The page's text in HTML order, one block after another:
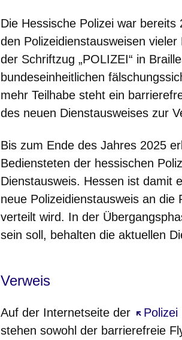
Die Hessische Polizei war
den Polizeidienstausweisen
der Schriftzug „POLIZEI“ in
bundeseinheitlichen
mehr Teilhabe steht ein
des neuen Dienstausweises zur
Bis zum Ende des Jahres 2025
Bediensteten der hessischen
Dienstausweis. Hessen ist damit
neue Polizeidienstausweis an die
verteilt wird. In der
sein soll, behalten die aktuellen
Verweis
Auf der Internetseite der Polizei
Öffnet
stehen sowohl der barrierefreie